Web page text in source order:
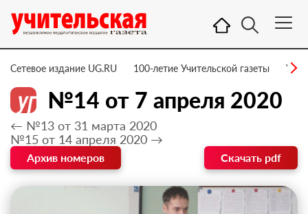
Сетевое издание UG.RU 100-летие Учительской газеты УГ –
№14 от 7 апреля 2020
← №13 от 31 марта 2020
№15 от 14 апреля 2020 →
Архив номеров Скачать pdf